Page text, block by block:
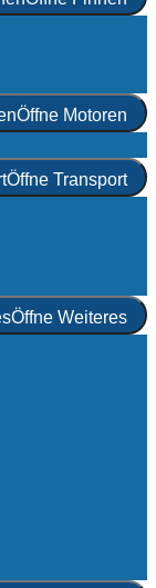
Öffne Motoren
Öffne Transport
Öffne Weiteres